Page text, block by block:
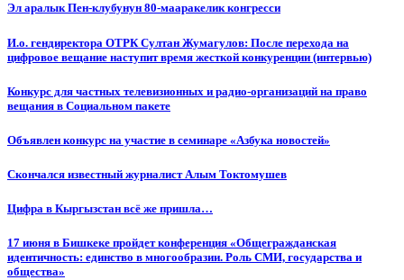
Эл аралык Пен-клубунун 80-мааракелик конгресси
И.о. гендиректора ОТРК Султан Жумагулов: После перехода на
цифровое вещание наступит время жесткой конкуренции (интервью)
Конкурс для частных телевизионных и радио-организаций на право
вещания в Социальном пакете
Объявлен конкурс на участие в семинаре «Азбука новостей»
Cкончался известный журналист Алым Токтомушев
Цифра в Кыргызстан всё же пришла…
17 июня в Бишкеке пройдет конференция «Общегражданская
идентичность: единство в многообразии. Роль СМИ, государства и
общества»